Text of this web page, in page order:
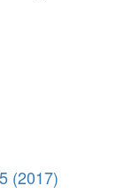
(2017)